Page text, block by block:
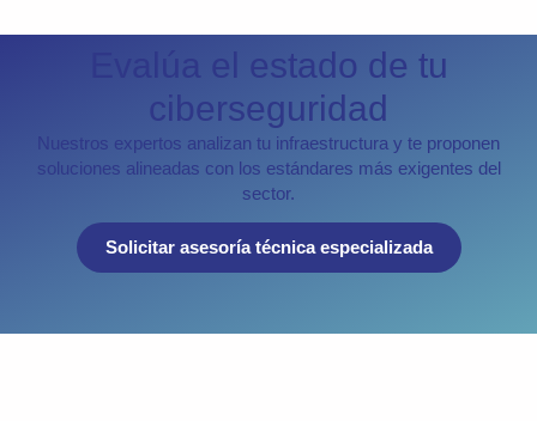
Evalúa el estado de tu
ciberseguridad
Nuestros expertos analizan tu infraestructura y te proponen
soluciones alineadas con los estándares más exigentes del
sector.
Solicitar asesoría técnica especializada